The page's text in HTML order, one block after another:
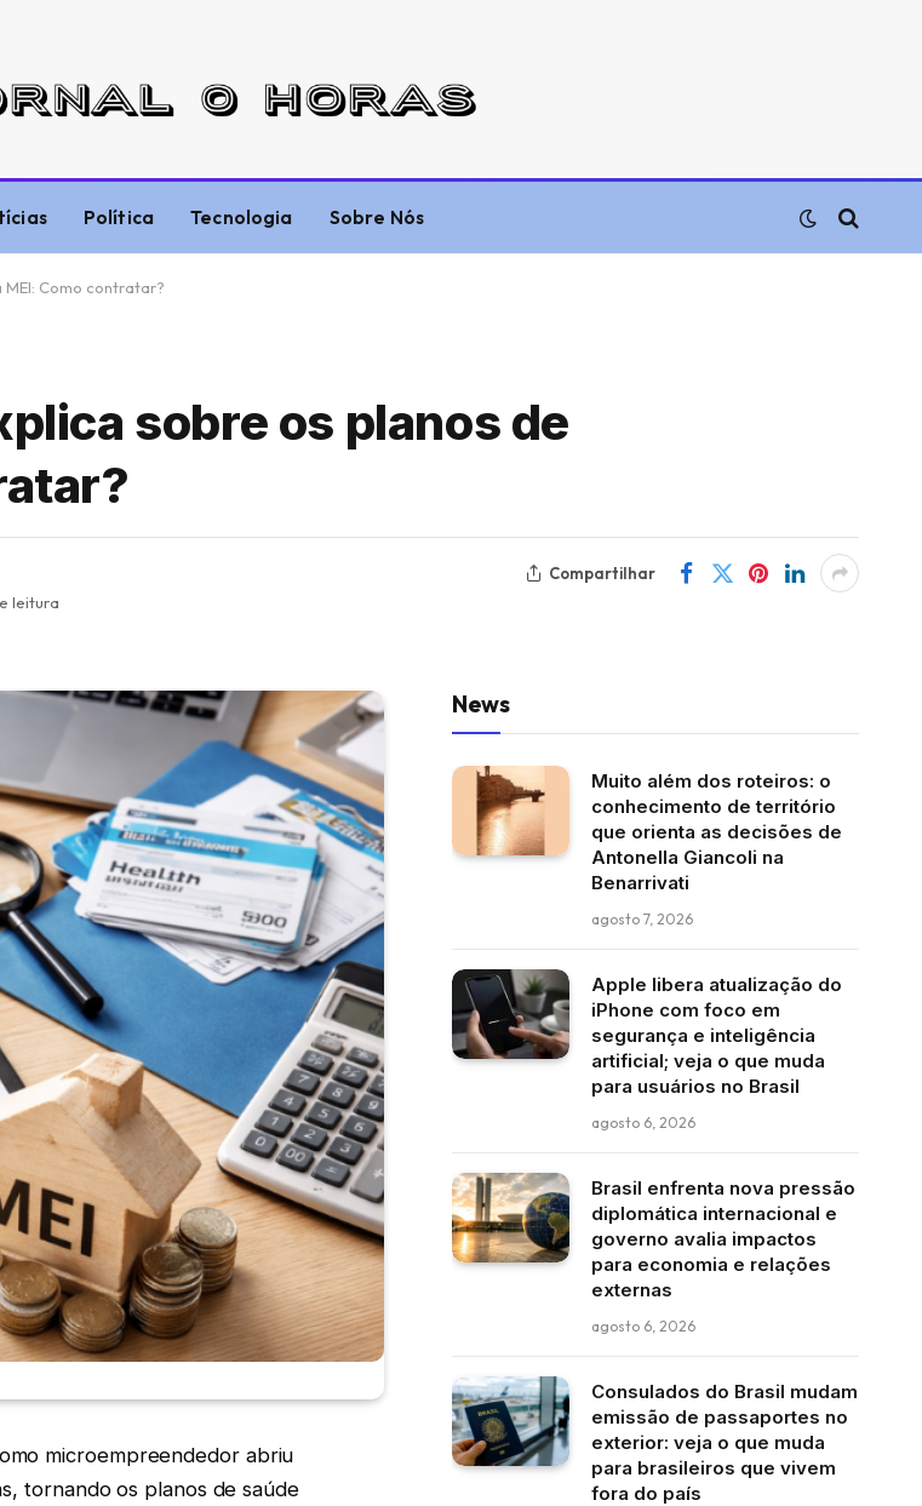
Política Tecnologia Sobre Nós
Como contratar?
sobre os planos de
leitura
Compartilhar
microempreendedor abriu
tornando os planos de saúde
News
Muito além dos roteiros: o
conhecimento de território
que orienta as decisões de
Antonella Giancoli na
Benarrivati
agosto 7, 2026
Apple libera atualização do
iPhone com foco em
segurança e inteligência
artificial; veja o que muda
para usuários no Brasil
agosto 6, 2026
Brasil enfrenta nova pressão
diplomática internacional e
governo avalia impactos
para economia e relações
externas
agosto 6, 2026
Consulados do Brasil mudam
emissão de passaportes no
exterior: veja o que muda
para brasileiros que vivem
fora do país